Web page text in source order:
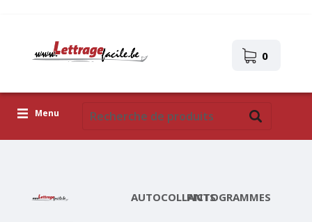
0
Menu
AUTOCOLLANTSPICTOGRAMMES